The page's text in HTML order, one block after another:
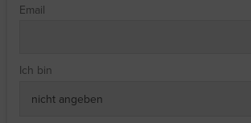
Email
Ich bin